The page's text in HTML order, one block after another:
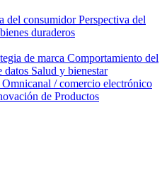
del consumidor Perspectiva del
duraderos
de marca Comportamiento del
datos Salud y bienestar
Omnicanal / comercio electrónico
de Productos